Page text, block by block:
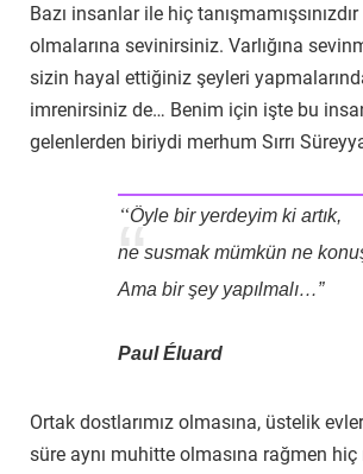
Bazı insanlar ile hiç
olmalarına sevinirsiniz. Varlığına
sizin hayal ettiğiniz şeyleri
imrenirsiniz de… Benim için işte bu
gelenlerden biriydi merhum Sırrı
“Öyle bir yerdeyim ki artık,
ne susmak mümkün ne
Ama bir şey yapılmalı…”
Paul Éluard
Ortak dostlarımız olmasına, üstelik
süre aynı muhitte olmasına rağmen hiç